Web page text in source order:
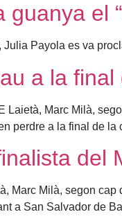
guanya el
Julia Payola es va
a la
Laietà, Marc Milà,
perdre a la final de
del
Marc Milà, segon
a San Salvador de